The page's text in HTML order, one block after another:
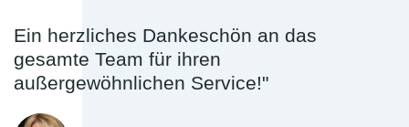
Ein herzliches Dankeschön an das
gesamte Team für ihren
außergewöhnlichen Service!"